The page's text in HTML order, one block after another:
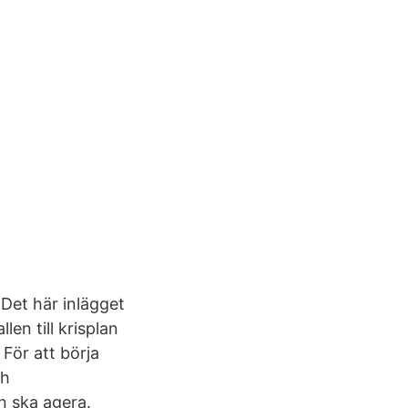
här inlägget
till krisplan
att börja
ska agera.